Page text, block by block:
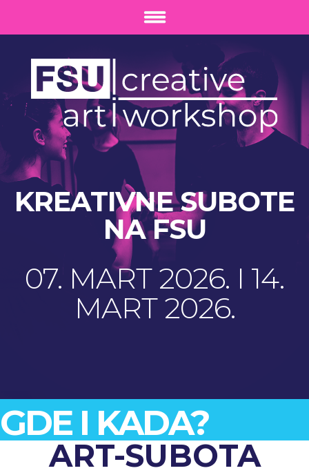
KREATIVNE SUBOTE
NA FSU
07. MART 2026. I 14.
MART 2026.
GDE I KADA?
ART-SUBOTA